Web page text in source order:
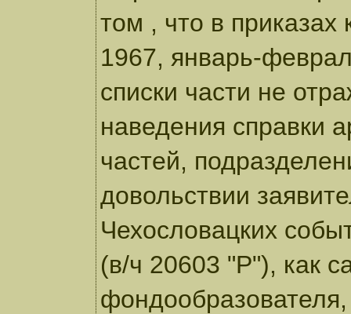
том , что в
1967, январь-
списки части не
наведения справки
частей,
довольствии
Чехословацких
(в/ч 20603 "Р"), как